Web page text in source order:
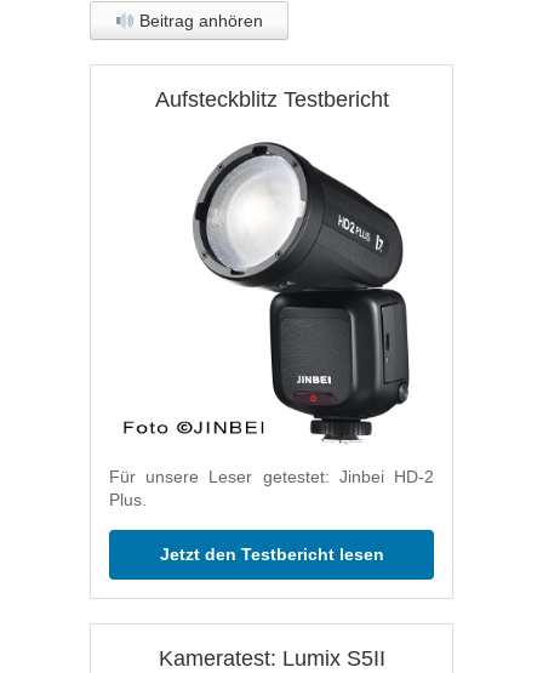
Beitrag anhören
Aufsteckblitz Testbericht
Für unsere Leser getestet: Jinbei HD-2
Plus.
Jetzt den Testbericht lesen
Kameratest: Lumix S5II